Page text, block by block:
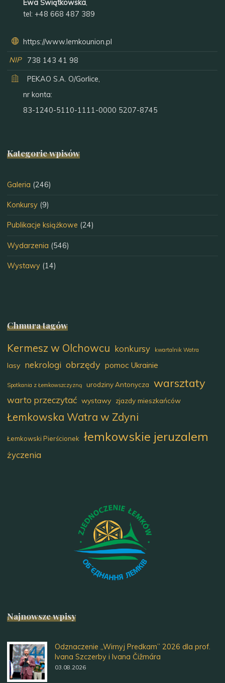
Ewa Świątkowska,
tel:+48 668 487 389
https://www.lemkounion.pl
NIP
738 143 41 98
PEKAO S.A. O/Gorlice,
nr konta:
83-1240-5110-1111-0000 5207-8745
Kategorie wpisów
Galeria (246)
Konkursy (9)
Publikacje książkowe (24)
Wydarzenia (546)
Wystawy (14)
Chmura tagów
Kermesz w Olchowcu konkursy kwartalnik Watra
lasy nekrologi obrzędy pomoc Ukrainie
Spotkania z Łemkowszczyzną urodziny Antonycza warsztaty
warto przeczytać wystawy zjazdy mieszkańców
Łemkowska Watra w Zdyni
Łemkowski Pierścionek łemkowskie jeruzalem
życzenia
Najnowsze wpisy
Odznaczenie „Wirnyj Predkam” 2026 dla prof.
Ivana Szczerby i Ivana Čižmára
03.08.2026